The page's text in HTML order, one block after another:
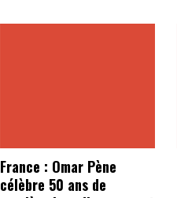
France : Omar Pène
célèbre 50 ans de